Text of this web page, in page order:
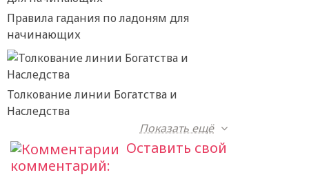
Правила гадания по ладоням для
начинающих
Толкование линии Богатства и
Наследства
Показать ещё
Оставить свой
комментарий: